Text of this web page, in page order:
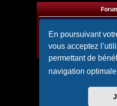
En poursuivant
vous acceptez
permettant de
navigation
Future)
Forum fight-the future
Modérateurs :
Sujets :7
Accueil du